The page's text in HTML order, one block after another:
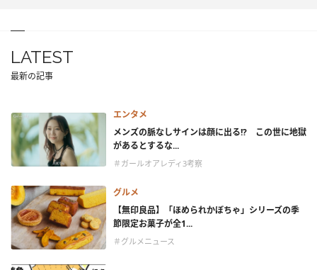
LATEST
最新の記事
エンタメ
メンズの脈なしサインは顔に出る!? この世に地獄
があるとするな...
＃ガールオアレディ3考察
グルメ
【無印良品】「ほめられかぼちゃ」シリーズの季
節限定お菓子が全1...
＃グルメニュース